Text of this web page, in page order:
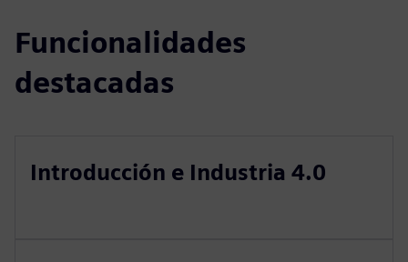
Funcionalidades
destacadas
Introducción e Industria 4.0